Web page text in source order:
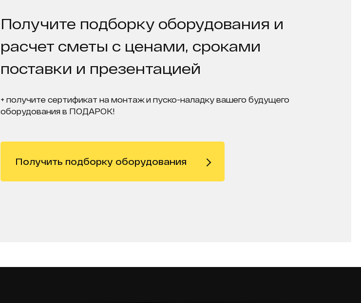
Получите подборку оборудования и
расчет сметы с ценами, сроками
поставки и презентацией
+ получите сертификат на монтаж и пуско-наладку вашего будущего
оборудования в ПОДАРОК!
Получить подборку оборудования